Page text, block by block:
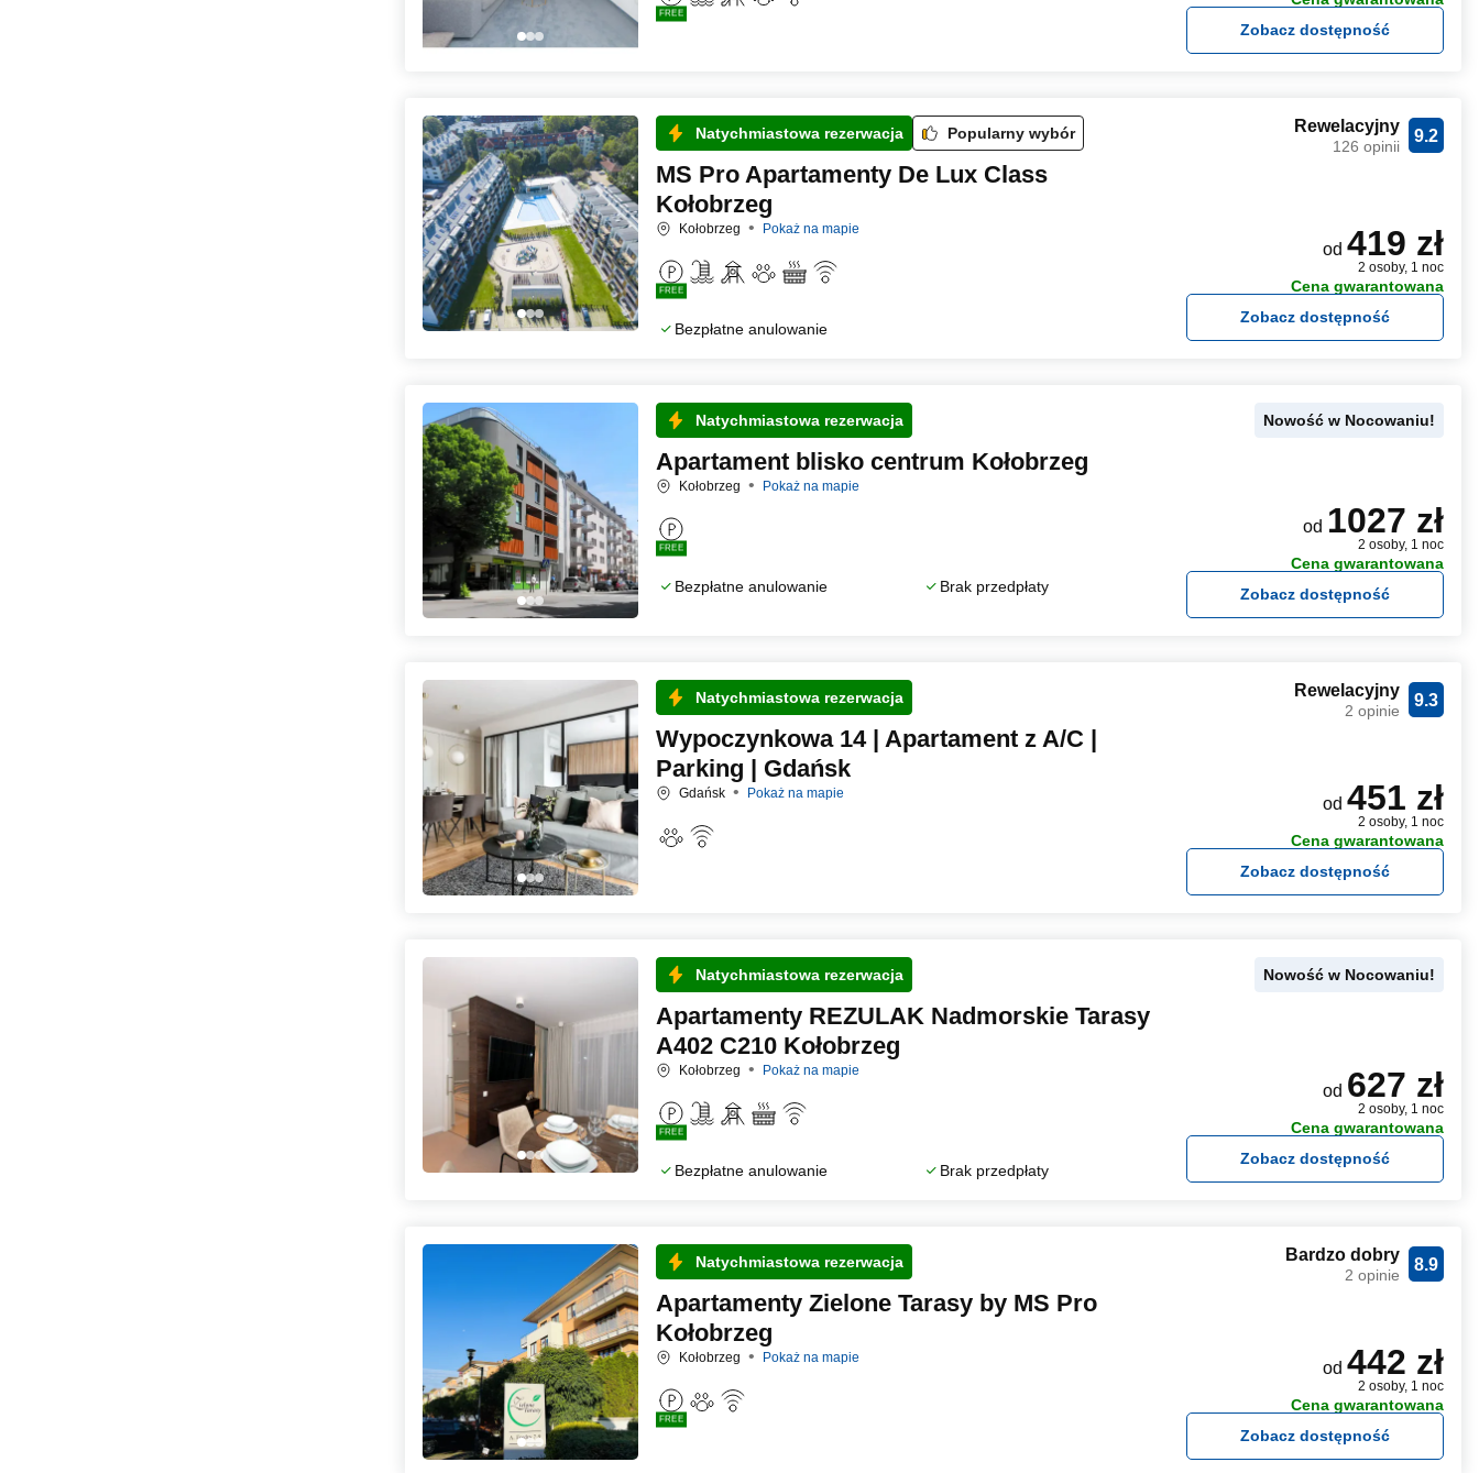
FREE
Zobacz dostępność
Natychmiastowa rezerwacja Popularny wybór
MS Pro Apartamenty De Lux Class
Kołobrzeg
Kołobrzeg Pokaż na mapie
FREE
Bezpłatne anulowanie
9.2
Rewelacyjny
126 opinii
od 419 zł
2 osoby, 1 noc
Cena gwarantowana
Zobacz dostępność
Natychmiastowa rezerwacja
Apartament blisko centrum Kołobrzeg
Kołobrzeg Pokaż na mapie
FREE
Bezpłatne anulowanie Brak przedpłaty
Nowość w Nocowaniu!
od 1027 zł
2 osoby, 1 noc
Cena gwarantowana
Zobacz dostępność
Natychmiastowa rezerwacja
Wypoczynkowa 14 | Apartament z A/C |
Parking | Gdańsk
Gdańsk Pokaż na mapie
9.3
Rewelacyjny
2 opinie
od 451 zł
2 osoby, 1 noc
Cena gwarantowana
Zobacz dostępność
Natychmiastowa rezerwacja
Apartamenty REZULAK Nadmorskie Tarasy
A402 C210 Kołobrzeg
Kołobrzeg Pokaż na mapie
FREE
Bezpłatne anulowanie Brak przedpłaty
Nowość w Nocowaniu!
od 627 zł
2 osoby, 1 noc
Cena gwarantowana
Zobacz dostępność
Natychmiastowa rezerwacja
Apartamenty Zielone Tarasy by MS Pro
Kołobrzeg
Kołobrzeg Pokaż na mapie
FREE
8.9
Bardzo dobry
2 opinie
od 442 zł
2 osoby, 1 noc
Cena gwarantowana
Zobacz dostępność